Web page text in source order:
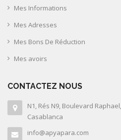
Mes Informations
Mes Adresses
Mes Bons De Réduction
Mes avoirs
CONTACTEZ NOUS
N1, Rés N9, Boulevard
Casablanca
info@apyapara.com